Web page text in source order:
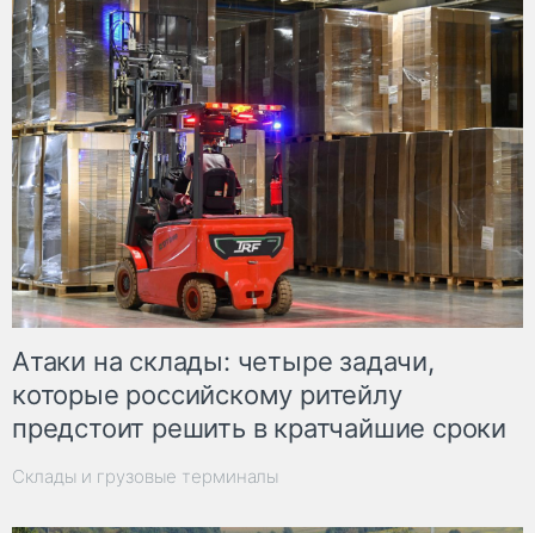
Атаки на склады: четыре задачи,
которые российскому ритейлу
предстоит решить в кратчайшие сроки
Склады и грузовые терминалы